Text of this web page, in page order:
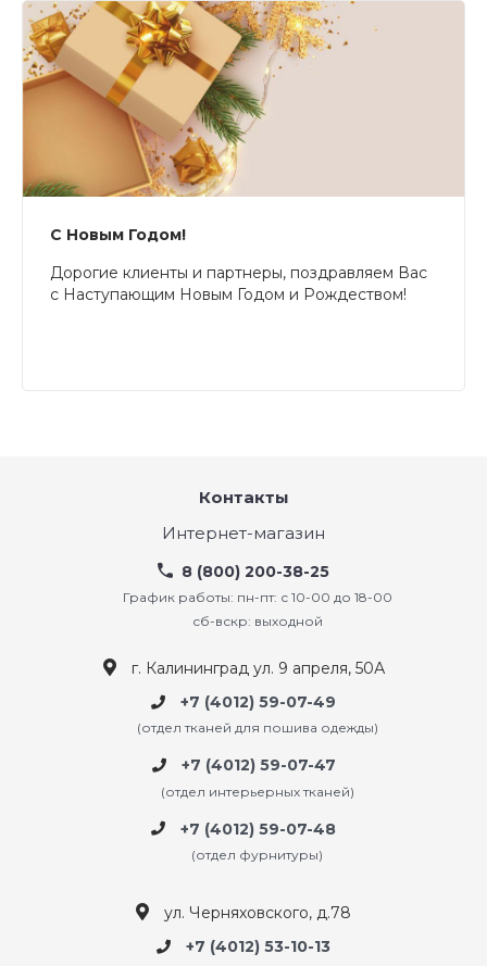
С Новым Годом!
Дорогие клиенты и партнеры, поздравляем Вас
с Наступающим Новым Годом и Рождеством!
Контакты
Интернет-магазин
8 (800) 200-38-25
График работы: пн-пт: с 10-00 до 18-00
сб-вскр: выходной
г. Калининград ул. 9 апреля, 50А
+7 (4012) 59-07-49
(отдел тканей для пошива одежды)
+7 (4012) 59-07-47
(отдел интерьерных тканей)
+7 (4012) 59-07-48
(отдел фурнитуры)
ул. Черняховского, д.78
+7 (4012) 53-10-13